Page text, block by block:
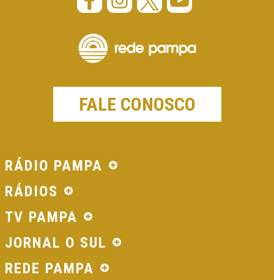
FALE CONOSCO
RÁDIO PAMPA
RÁDIOS
TV PAMPA
JORNAL O SUL
REDE PAMPA